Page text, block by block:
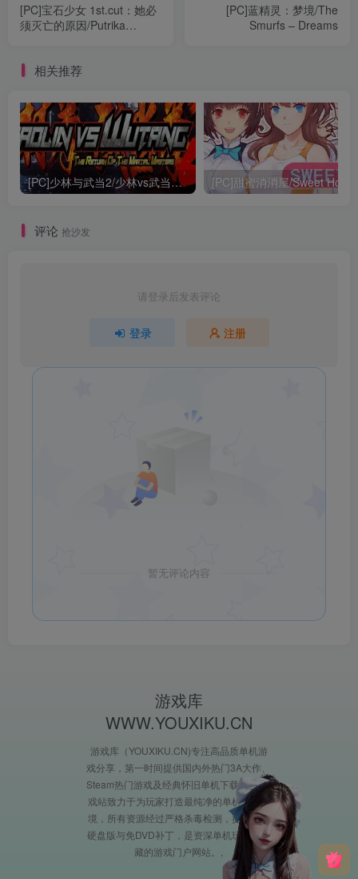
[PC]宝石少女 1st.cut：她必
须灭亡的原因/Putrika
[PC]蓝精灵：梦境/The
Smurfs – Dreams
相关推荐
[PC]少林与武当2/少林vs武当2/Shaolin vs Wutang 2 [PC]甜蜜消消屋/Sweet
评论 抢沙发
请登录后发表评论
登录 注册
暂无评论内容
游戏库
WWW.YOUXIKU.CN
游戏库（YOUXIKU.CN)专注高品质单机游
戏分享，第一时间提供国内外热门3A大作、
Steam热门游戏及经典怀旧单机下载。XX游
戏站致力于为玩家打造最纯净的单机游戏环
境，所有资源经过严格杀毒检测，提供完整
硬盘版与免DVD补丁，是资深单机玩家必收
藏的游戏门户网站。